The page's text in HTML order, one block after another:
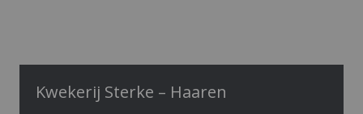
Kwekerij Sterke – Haaren